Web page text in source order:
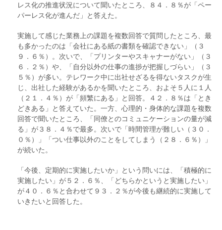
レス化の推進状況について聞いたところ、８４．８％が「ペー
パーレス化が進んだ」と答えた。
実施して感じた業務上の課題を複数回答で質問したところ、最
も多かったのは「会社にある紙の書類を確認できない」（３
９．６％）。次いで、「プリンターやスキャナーがない」（３
６．２％）や、「自分以外の仕事の進捗が把握しづらい」（３
５％）が多い。テレワーク中に出社せざるを得ないタスクが生
じ、出社した経験があるかを聞いたところ、およそ５人に１人
（２１．４％）が「頻繁にある」と回答。４２．８％は「とき
どきある」と答えていた。一方、心理的・身体的な課題を複数
回答で聞いたところ、「同僚とのコミュニケーションの量が減
る」が３８．４％で最多。次いで「時間管理が難しい（３０．
０％）」「つい仕事以外のことをしてしまう（２８．６％）」
が続いた。
「今後、定期的に実施したいか」という問いには、「積極的に
実施したい」が５２．６％、「どちらかというと実施したい」
が４０．６％と合わせて９３．２％が今後も継続的に実施して
いきたいと回答した。